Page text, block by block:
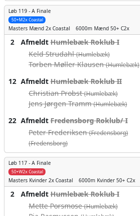
Løb 119 - A Finale
50+M2x Coastal
Masters Mænd 2x Coastal 6000m Mænd 50+ C2x
2 AfmeldtHumlebæk Roklub I
Keld Strudahl(Humlebæk)
Torben Møller Klausen(Humlebæk)
12 AfmeldtHumlebæk Roklub II
Christian Probst(Humlebæk)
Jens Jørgen Tramm(Humlebæk)
22 AfmeldtFredensborg Roklub/ I
Peter Frederiksen(Fredensborg)
(Fredensborg)
Løb 117 - A Finale
50+W2x Coastal
Masters Kvinder 2x Coastal 6000m Kvinder 50+ C2x
2 AfmeldtHumlebæk Roklub I
Mette Porsmose(Humlebæk)